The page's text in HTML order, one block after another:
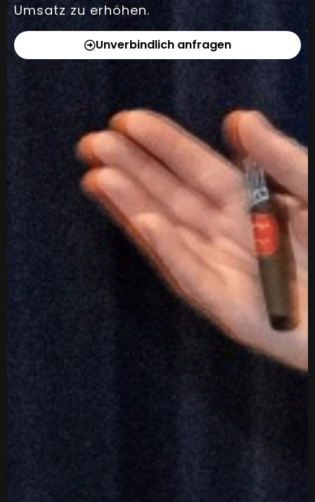
Umsatz zu erhöhen.
Unverbindlich anfragen